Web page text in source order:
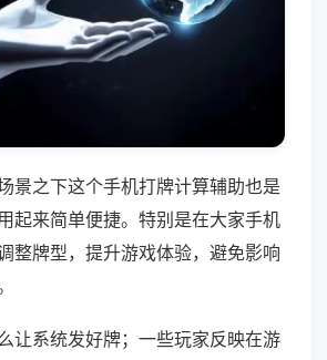
景之下这个手机打牌计算辅助也是
起来简单便捷。特别是在大家手机
整牌型，提升游戏体验，避免影响
让系统发好牌；一些玩家反映在游